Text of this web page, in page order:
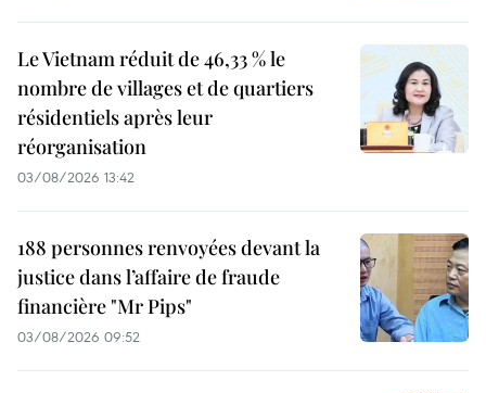
Le Vietnam réduit de 46,33 % le
nombre de villages et de quartiers
résidentiels après leur
réorganisation
03/08/2026 13:42
188 personnes renvoyées devant la
justice dans l’affaire de fraude
financière "Mr Pips"
03/08/2026 09:52